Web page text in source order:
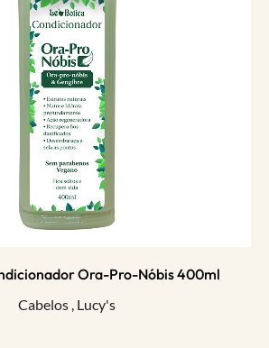
Ora-Pro-Nóbis 400ml
Cabelos , Lucy's